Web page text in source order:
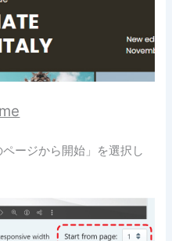
ージから開始」を選択し